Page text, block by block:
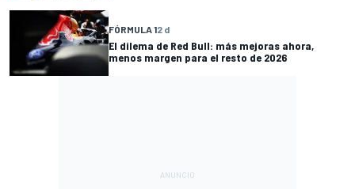
FÓRMULA 12 d
El dilema de Red Bull: más mejoras ahora,
menos margen para el resto de 2026